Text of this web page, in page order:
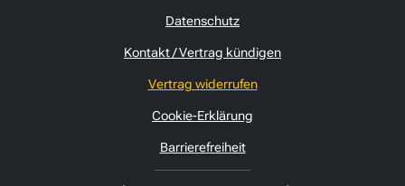
Datenschutz
Kontakt / Vertrag kündigen
Vertrag widerrufen
Cookie-Erklärung
Barrierefreiheit